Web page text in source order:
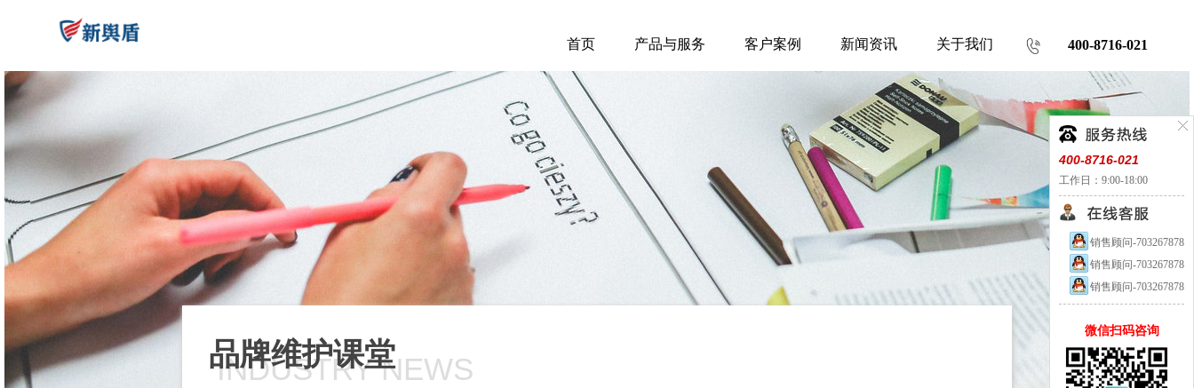
首页 产品与服务 客户案例 新闻资讯 关于我们 400-8716-021
品牌维护课堂
INDUSTRY NEWS
400-8716-021
工作日：9:00-18:00
销售顾问-703267878
销售顾问-703267878
销售顾问-703267878
微信扫码咨询